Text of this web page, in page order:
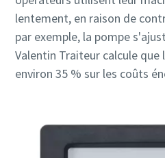
lentement, en raison de
par exemple, la pompe
Valentin Traiteur calcule
environ 35 % sur les coûts